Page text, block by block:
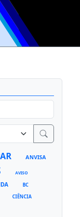
ANVISA
AVISO
BC
CIÊNCIA